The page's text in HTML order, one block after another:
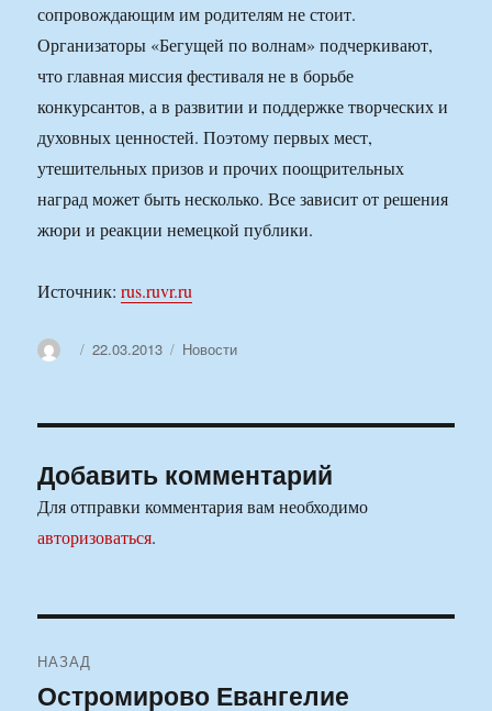
сопровождающим им родителям не стоит.
Организаторы «Бегущей по волнам» подчеркивают,
что главная миссия фестиваля не в борьбе
конкурсантов, а в развитии и поддержке творческих и
духовных ценностей. Поэтому первых мест,
утешительных призов и прочих поощрительных
наград может быть несколько. Все зависит от решения
жюри и реакции немецкой публики.
Источник:rus.ruvr.ru
АвторОпубликовано
22.03.2013 Рубрики
Новости
Добавить комментарий
Для отправки комментария вам необходимо
авторизоваться.
по
НАЗАД
Предыдущая
Остромирово Евангелие